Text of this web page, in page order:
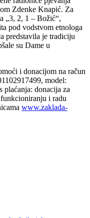
Zdenke Knapić. Za
„3, 2, 1 – Božić“,
pod vodstvom etnologa
predstavila je tradiciju
su Dame u
i donacijom na račun
model:
donacija za
i radu
www.zaklada-